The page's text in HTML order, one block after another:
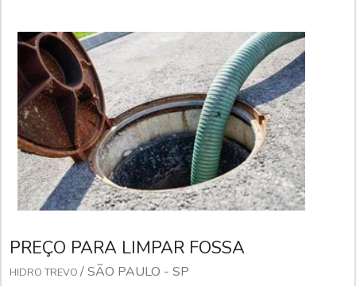
PREÇO PARA LIMPAR FOSSA
HIDRO TREVO / SÃO PAULO - SP